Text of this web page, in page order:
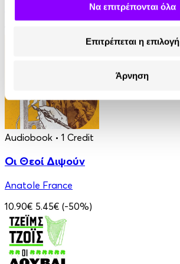
Να επιτρέπονται όλα
Επιτρέπεται η επιλογή
Άρνηση
James Fenimore Cooper
Audiobook • 1 Credit
Οι Θεοί Διψούν
Anatole France
10.90€ 5.45€ (-50%)